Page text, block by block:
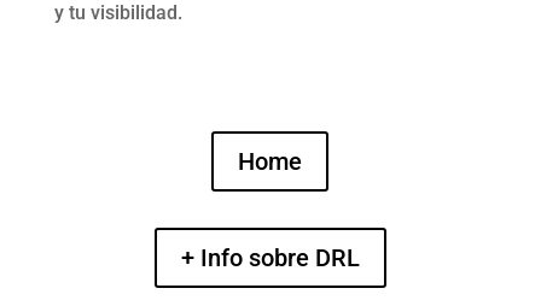
y tu visibilidad.
Home
+ Info sobre DRL